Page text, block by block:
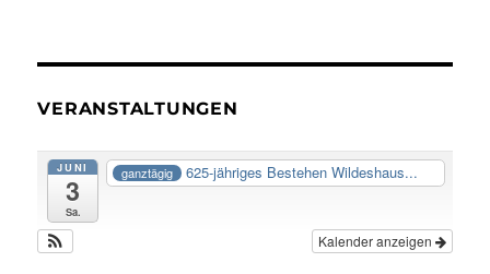
VERANSTALTUNGEN
JUNI
3
Sa.
ganztägig 625-jähriges Bestehen Wildeshaus...
Kalender anzeigen